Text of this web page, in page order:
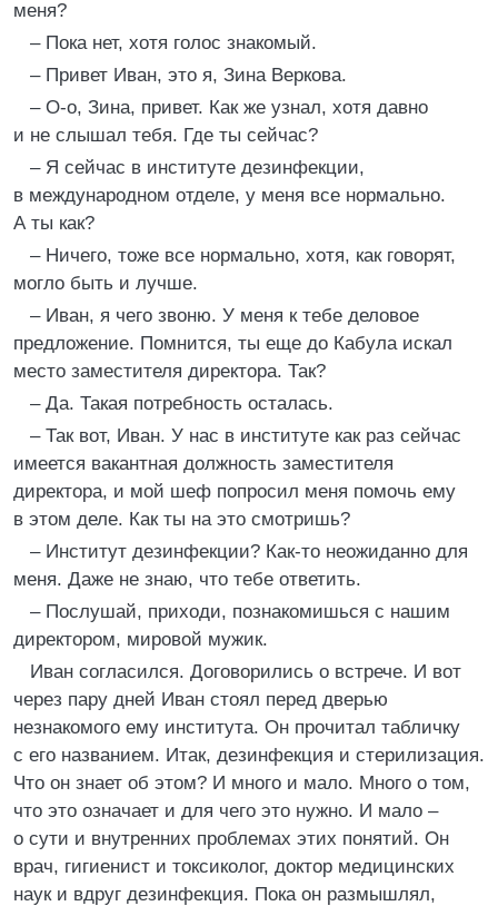
меня?
– Пока нет, хотя голос знакомый.
– Привет Иван, это я, Зина Веркова.
– О-о, Зина, привет. Как же узнал, хотя давно
и не слышал тебя. Где ты сейчас?
– Я сейчас в институте дезинфекции,
в международном отделе, у меня все нормально.
А ты как?
– Ничего, тоже все нормально, хотя, как говорят,
могло быть и лучше.
– Иван, я чего звоню. У меня к тебе деловое
предложение. Помнится, ты еще до Кабула искал
место заместителя директора. Так?
– Да. Такая потребность осталась.
– Так вот, Иван. У нас в институте как раз сейчас
имеется вакантная должность заместителя
директора, и мой шеф попросил меня помочь ему
в этом деле. Как ты на это смотришь?
– Институт дезинфекции? Как-то неожиданно для
меня. Даже не знаю, что тебе ответить.
– Послушай, приходи, познакомишься с нашим
директором, мировой мужик.
Иван согласился. Договорились о встрече. И вот
через пару дней Иван стоял перед дверью
незнакомого ему института. Он прочитал табличку
с его названием. Итак, дезинфекция и стерилизация.
Что он знает об этом? И много и мало. Много о том,
что это означает и для чего это нужно. И мало –
о сути и внутренних проблемах этих понятий. Он
врач, гигиенист и токсиколог, доктор медицинских
наук и вдруг дезинфекция. Пока он размышлял,